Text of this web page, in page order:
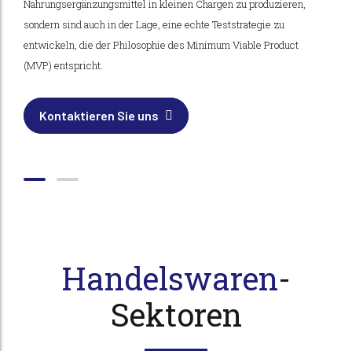
Nahrungsergänzungsmittel in kleinen Chargen zu produzieren,
sondern sind auch in der Lage, eine echte Teststrategie zu
entwickeln, die der Philosophie des Minimum Viable Product
(MVP) entspricht.
Kontaktieren Sie uns
auszeichnen. Dank unserer Anpassungsfähigkeit und Flexibilität
können wir Sie bei der Entwicklung Ihres Unternehmens
unterstützen und maßgeschneiderte und zeitnahe Lösungen
anbieten.
Handelswaren-
Sektoren